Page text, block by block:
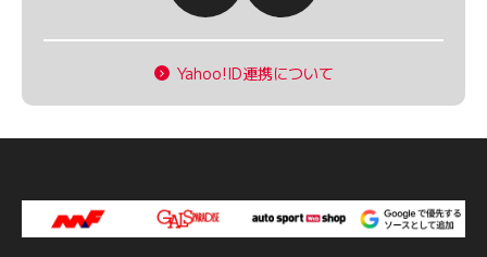
Yahoo!ID連携について